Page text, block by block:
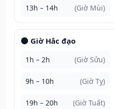
13h – 14h (Giờ Mùi)
🌑 Giờ Hắc đạo
1h – 2h (Giờ Sửu)
9h – 10h (Giờ Tỵ)
19h – 20h (Giờ Tuất)